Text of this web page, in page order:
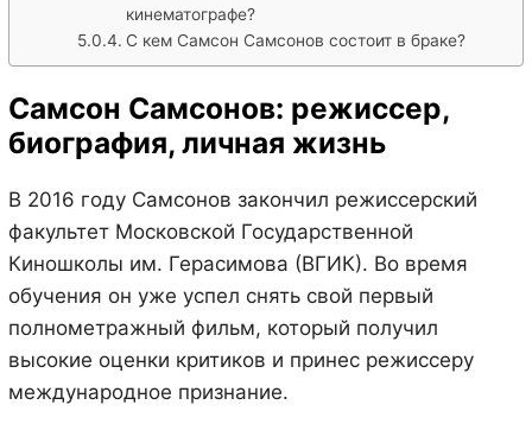
кинематографе?
С кем Самсон Самсонов состоит в браке?
Самсон Самсонов: режиссер,
биография, личная жизнь
В 2016 году Самсонов закончил режиссерский
факультет Московской Государственной
Киношколы им. Герасимова (ВГИК). Во время
обучения он уже успел снять свой первый
полнометражный фильм, который получил
высокие оценки критиков и принес режиссеру
международное признание.